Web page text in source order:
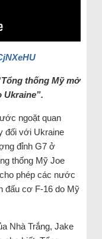
thống Mỹ mở
Ukraine”.
ngoặt quan
đối với Ukraine
đỉnh G7 ở
thống Mỹ Joe
phép các nước
đấu cơ F-16 do Mỹ
Nhà Trắng, Jake